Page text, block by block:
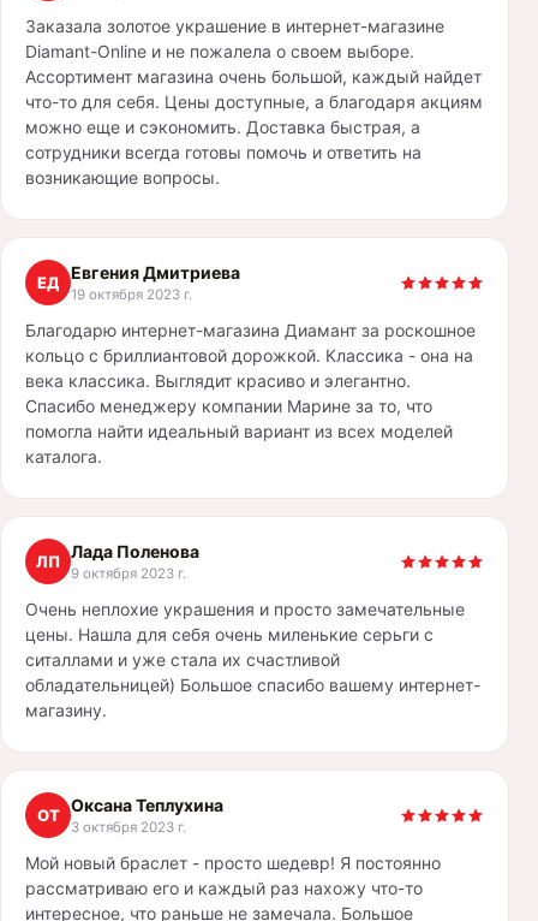
Заказала золотое украшение в интернет-магазине
Diamant-Online и не пожалела о своем выборе.
Ассортимент магазина очень большой, каждый найдет
что-то для себя. Цены доступные, а благодаря акциям
можно еще и сэкономить. Доставка быстрая, а
сотрудники всегда готовы помочь и ответить на
возникающие вопросы.
ЕД Евгения Дмитриева
19 октября 2023 г.
Благодарю интернет-магазина Диамант за роскошное
кольцо с бриллиантовой дорожкой. Классика - она на
века классика. Выглядит красиво и элегантно.
Спасибо менеджеру компании Марине за то, что
помогла найти идеальный вариант из всех моделей
каталога.
ЛП Лада Поленова
9 октября 2023 г.
Очень неплохие украшения и просто замечательные
цены. Нашла для себя очень миленькие серьги с
ситаллами и уже стала их счастливой
обладательницей) Большое спасибо вашему интернет-
магазину.
ОТ Оксана Теплухина
3 октября 2023 г.
Мой новый браслет - просто шедевр! Я постоянно
рассматриваю его и каждый раз нахожу что-то
интересное, что раньше не замечала. Большое